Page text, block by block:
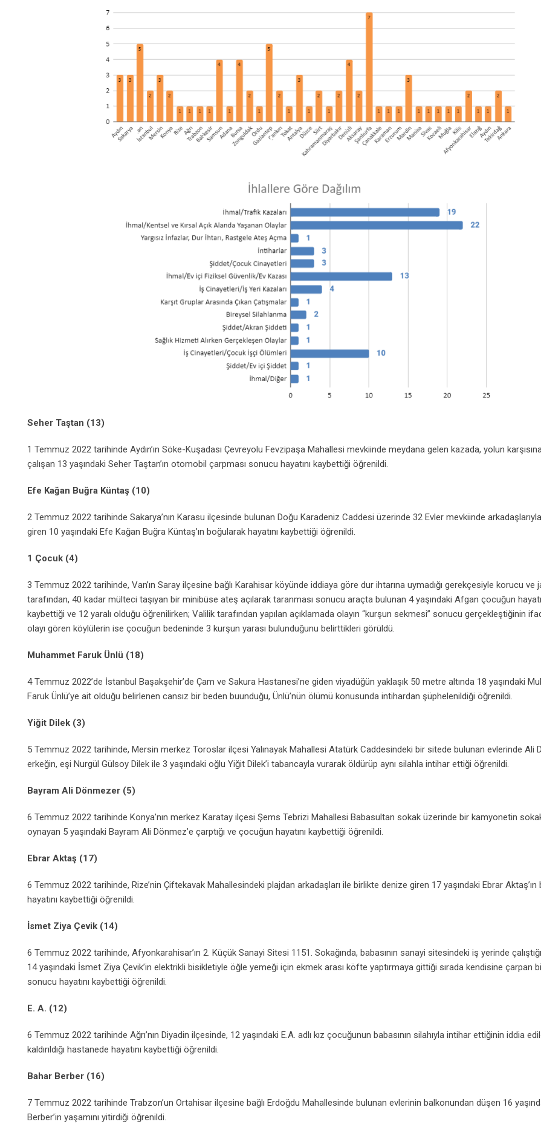
Seher Taştan (13)
1 Temmuz 2022 tarihinde Aydın’ın Söke-Kuşadası Çevreyolu Fevzipaşa Mahallesi mevkiinde meydana gelen kazada, yolun
çalışan 13 yaşındaki Seher Taştan’ın otomobil çarpması sonucu hayatını kaybettiği öğrenildi.
Efe Kağan Buğra Küntaş (10)
2 Temmuz 2022 tarihinde Sakarya’nın Karasu ilçesinde bulunan Doğu Karadeniz Caddesi üzerinde 32 Evler mevkiinde
giren 10 yaşındaki Efe Kağan Buğra Küntaş’ın boğularak hayatını kaybettiği öğrenildi.
1 Çocuk (4)
3 Temmuz 2022 tarihinde, Van’ın Saray ilçesine bağlı Karahisar köyünde iddiaya göre dur ihtarına uymadığı gerekçesiyle korucu ve
tarafından, 40 kadar mülteci taşıyan bir minibüse ateş açılarak taranması sonucu araçta bulunan 4 yaşındaki Afgan çocuğun
kaybettiği ve 12 yaralı olduğu öğrenilirken; Valilik tarafından yapılan açıklamada olayın “kurşun sekmesi” sonucu gerçekleştiğinin
olayı gören köylülerin ise çocuğun bedeninde 3 kurşun yarası bulunduğunu belirttikleri görüldü.
Muhammet Faruk Ünlü (18)
4 Temmuz 2022’de İstanbul Başakşehir’de Çam ve Sakura Hastanesi’ne giden viyadüğün yaklaşık 50 metre altında 18 yaşındaki
Faruk Ünlü’ye ait olduğu belirlenen cansız bir beden buunduğu, Ünlü’nün ölümü konusunda intihardan şüphelenildiği öğrenildi.
Yiğit Dilek (3)
5 Temmuz 2022 tarihinde, Mersin merkez Toroslar ilçesi Yalınayak Mahallesi Atatürk Caddesindeki bir sitede bulunan evlerinde Ali
erkeğin, eşi Nurgül Gülsoy Dilek ile 3 yaşındaki oğlu Yiğit Dilek’i tabancayla vurarak öldürüp aynı silahla intihar ettiği öğrenildi.
Bayram Ali Dönmezer (5)
6 Temmuz 2022 tarihinde Konya’nın merkez Karatay ilçesi Şems Tebrizi Mahallesi Babasultan sokak üzerinde bir kamyonetin
oynayan 5 yaşındaki Bayram Ali Dönmez’e çarptığı ve çocuğun hayatını kaybettiği öğrenildi.
Ebrar Aktaş (17)
6 Temmuz 2022 tarihinde, Rize’nin Çiftekavak Mahallesindeki plajdan arkadaşları ile birlikte denize giren 17 yaşındaki Ebrar Aktaş’ın
hayatını kaybettiği öğrenildi.
İsmet Ziya Çevik (14)
6 Temmuz 2022 tarihinde, Afyonkarahisar’ın 2. Küçük Sanayi Sitesi 1151. Sokağında, babasının sanayi sitesindeki iş yerinde
14 yaşındaki İsmet Ziya Çevik’in elektrikli bisikletiyle öğle yemeği için ekmek arası köfte yaptırmaya gittiği sırada kendisine çarpan
sonucu hayatını kaybettiği öğrenildi.
E. A. (12)
6 Temmuz 2022 tarihinde Ağrı’nın Diyadin ilçesinde, 12 yaşındaki E.A. adlı kız çocuğunun babasının silahıyla intihar ettiğinin iddia
kaldırıldığı hastanede hayatını kaybettiği öğrenildi.
Bahar Berber (16)
7 Temmuz 2022 tarihinde Trabzon’un Ortahisar ilçesine bağlı Erdoğdu Mahallesinde bulunan evlerinin balkonundan düşen 16
Berber’in yaşamını yitirdiği öğrenildi.